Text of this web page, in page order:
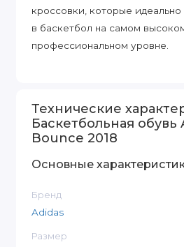
кроссовки, которые идеально
в баскетбол на самом
профессиональном уровне.
Технические
Баскетбольная обувь
Bounce 2018
Основные
Бренд
Adidas
Размер